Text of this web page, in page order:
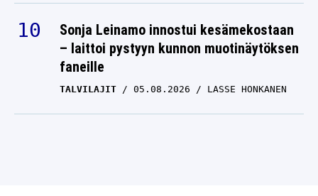
Sonja Leinamo innostui kesämekostaan
– laittoi pystyyn kunnon muotinäytöksen
faneille
TALVILAJIT 05.08.2026 LASSE HONKANEN